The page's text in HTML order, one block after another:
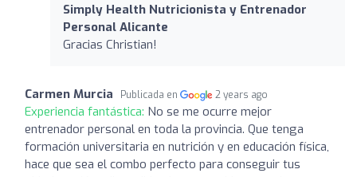
Simply Health Nutricionista y Entrenador
Personal Alicante
Gracias Christian!
Carmen Murcia Publicada en 2 years ago
Experiencia fantástica: No se me ocurre mejor
entrenador personal en toda la provincia. Que tenga
formación universitaria en nutrición y en educación física,
hace que sea el combo perfecto para conseguir tus